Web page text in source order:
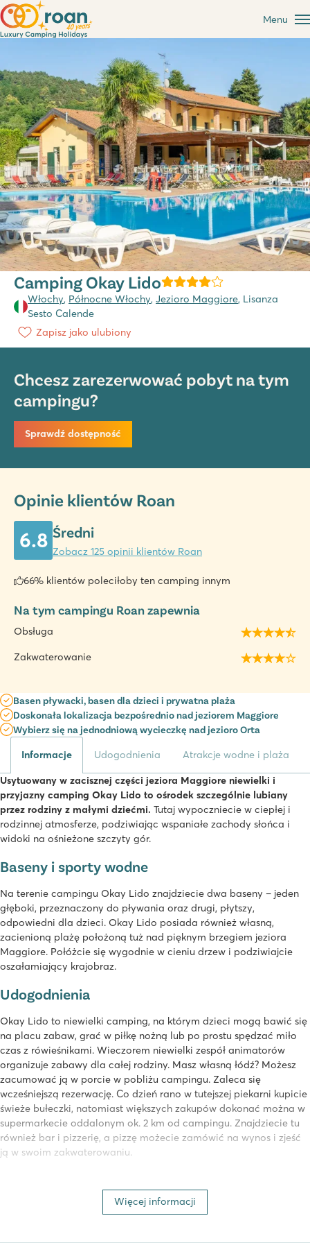
Menu
Camping Okay Lido
Włochy, Północne Włochy, Jezioro Maggiore, Lisanza
Sesto Calende
Zapisz jako ulubiony
Chcesz zarezerwować pobyt na tym
campingu?
Sprawdź dostępność
Opinie klientów Roan
6.8 Średni
Zobacz 125 opinii klientów Roan
66% klientów poleciłoby ten camping innym
Na tym campingu Roan zapewnia
Obsługa
Zakwaterowanie
Basen pływacki, basen dla dzieci i prywatna plaża
Doskonała lokalizacja bezpośrednio nad jeziorem Maggiore
Wybierz się na jednodniową wycieczkę nad jezioro Orta
Informacje Udogodnienia Atrakcje wodne i plaża
Usytuowany w zacisznej części jeziora Maggiore niewielki i
przyjazny camping Okay Lido to ośrodek szczególnie lubiany
przez rodziny z małymi dziećmi. Tutaj wypoczniecie w ciepłej i
rodzinnej atmosferze, podziwiając wspaniałe zachody słońca i
widoki na ośnieżone szczyty gór.
Baseny i sporty wodne
Na terenie campingu Okay Lido znajdziecie dwa baseny – jeden
głęboki, przeznaczony do pływania oraz drugi, płytszy,
odpowiedni dla dzieci. Okay Lido posiada również własną,
zacienioną plażę położoną tuż nad pięknym brzegiem jeziora
Maggiore. Połóżcie się wygodnie w cieniu drzew i podziwiajcie
oszałamiający krajobraz.
Udogodnienia
Okay Lido to niewielki camping, na którym dzieci mogą bawić się
na placu zabaw, grać w piłkę nożną lub po prostu spędzać miło
czas z rówieśnikami. Wieczorem niewielki zespół animatorów
organizuje zabawy dla całej rodziny. Masz własną łódź? Możesz
zacumować ją w porcie w pobliżu campingu. Zaleca się
wcześniejszą rezerwację. Co dzień rano w tutejszej piekarni kupicie
świeże bułeczki, natomiast większych zakupów dokonać można w
supermarkecie oddalonym ok. 2 km od campingu. Znajdziecie tu
również bar i pizzerię, a pizzę możecie zamówić na wynos i zjeść
ją w swoim zakwaterowaniu.
Camping Okay Lido to świetne miejsce na wypad do
Więcej informacji